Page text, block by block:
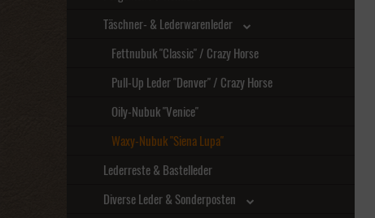
Täschner- & Lederwarenleder
Fettnubuk "Classic" / Crazy Horse
Pull-Up Leder "Denver" / Crazy Horse
Oily-Nubuk "Venice"
Waxy-Nubuk "Siena Lupa"
Lederreste & Bastelleder
Diverse Leder & Sonderposten